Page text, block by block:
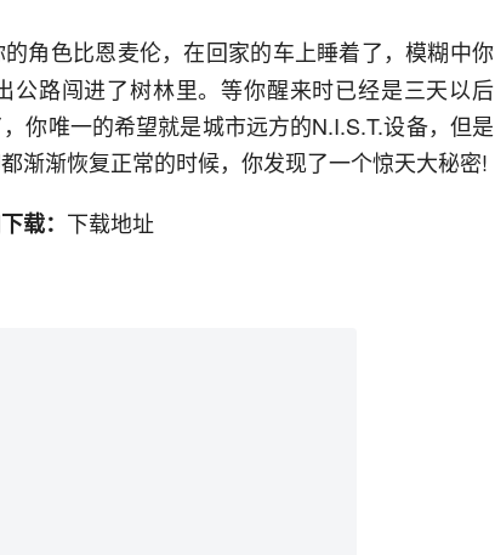
角色比恩麦伦，在回家的车上睡着了，模糊中你
公路闯进了树林里。等你醒来时已经是三天以后
你唯一的希望就是城市远方的N.I.S.T.设备，但是
渐渐恢复正常的时候，你发现了一个惊天大秘密!
载： 下载地址